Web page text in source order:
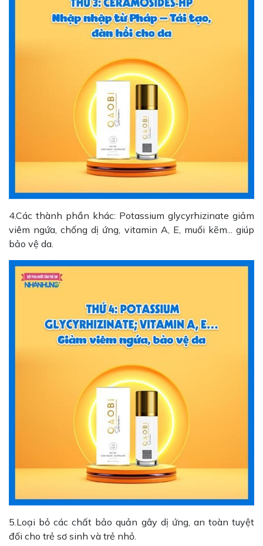
4.Các thành phần khác: Potassium glycyrhizinate giảm
viêm ngứa, chống dị ứng, vitamin A, E, muối kẽm... giúp
bảo vệ da.
5.Loại bỏ các chất bảo quản gây dị ứng, an toàn tuyệt
đối cho trẻ sơ sinh và trẻ nhỏ.